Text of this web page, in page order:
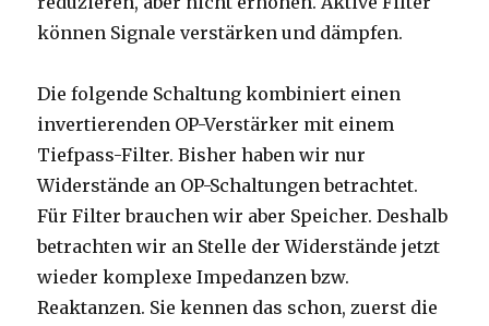
können Signale verstärken und dämpfen.
Die folgende Schaltung kombiniert einen
invertierenden OP-Verstärker mit einem
Tiefpass-Filter. Bisher haben wir nur
Widerstände an OP-Schaltungen betrachtet.
Für Filter brauchen wir aber Speicher. Deshalb
betrachten wir an Stelle der Widerstände jetzt
wieder komplexe Impedanzen bzw.
Reaktanzen. Sie kennen das schon, zuerst die